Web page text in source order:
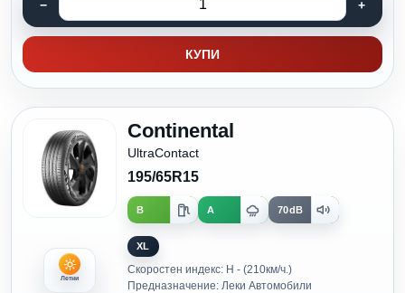
КУПИ
Летни
Continental
UltraContact
195/65R15
B A 70dB
XL
Скоростен индекс: H - (210км/ч.)
Предназначение: Леки Автомобили